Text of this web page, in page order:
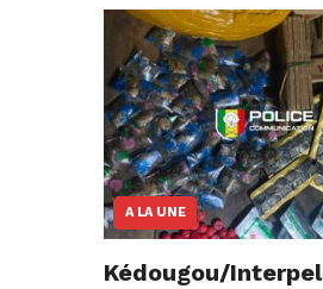
A LA UNE
Kédougou/